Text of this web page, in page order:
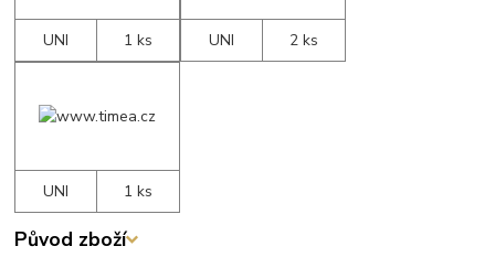
UNI 1 ks UNI 2 ks
UNI 1 ks
Původ zboží